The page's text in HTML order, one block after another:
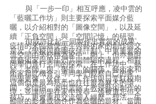
與「一步一印」相互呼應，凌中雲的
「藍曬工作坊」則主要探索平面媒介藍
曬，以介紹相對的「圖像空間」，以及延
續「正負空間」與「空間記憶」的研習。
疫情的來臨雖使學生與藝術家的創作與交
流空間由學校轉為家中、網上，但亦無阻
同學們進行空間的探索。在工作坊中，藝
術家籍此機會引導同學們觀察自己的家，
這個似是最為熟悉也往往最為麻木的環
境，並讓同學在家中搜尋一張被遺忘但又
顯眼的影像或物件作為藍曬的題材。當開
但或許比起一同製作出實質的成果，
是次《學校與藝團伙伴計劃》中更重要的
是藝術家與學生們共同體驗的過程。相對
於「老師」與「學生」的關係，藝術家和
同學更像「伙伴」。工作坊與日常駐校期
間，岑愷怡、凌中雲除了教授藝術創作的
技巧，更會重視交流個人經歷、想法、生